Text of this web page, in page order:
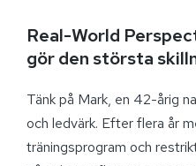
Real-World
gör den största
Tänk på Mark, en 42-årig
och ledvärk. Efter flera år
träningsprogram och